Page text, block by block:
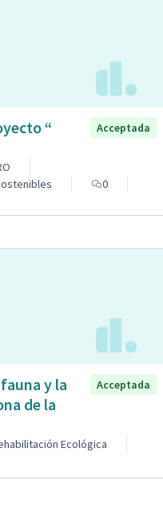
“
Acceptada
0
y la
de la
Acceptada
Ecológica